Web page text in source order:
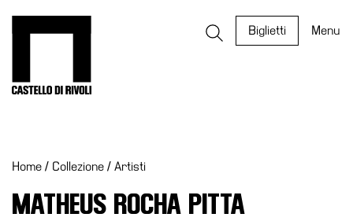
Biglietti Menu
Eventi
Archivi
del
Home / Collezione / Artisti
MATHEUS ROCHA PITTA